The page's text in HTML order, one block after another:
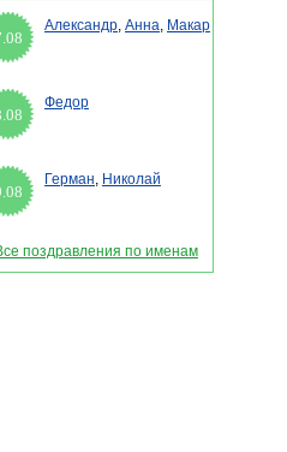
Александр, Анна, Макар
Федор
Герман, Николай
поздравления по именам